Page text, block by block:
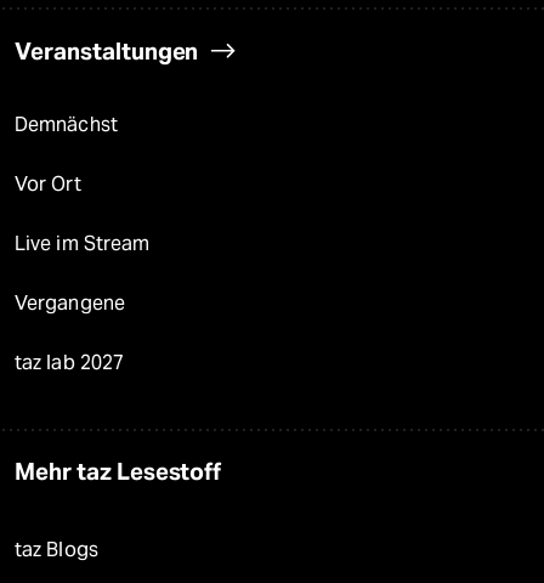
Veranstaltungen
Demnächst
Vor Ort
Live im Stream
Vergangene
taz lab 2027
Mehr taz Lesestoff
taz Blogs